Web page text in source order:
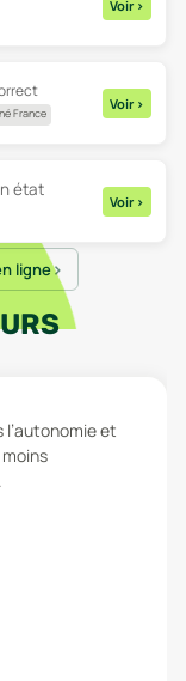
Voir >
France
Voir >
état
Voir >
ligne
et